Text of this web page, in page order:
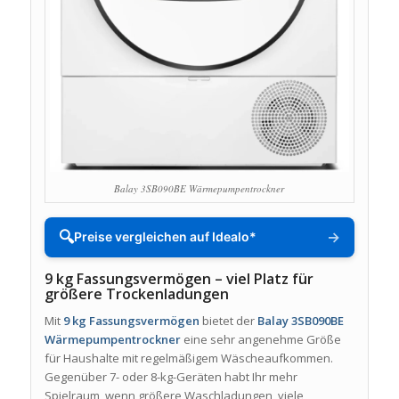
Balay 3SB090BE Wärmepumpentrockner
🔍Preise vergleichen auf Idealo* →
9 kg Fassungsvermögen – viel Platz für
größere Trockenladungen
Mit 9 kg Fassungsvermögen bietet der Balay 3SB090BE
Wärmepumpentrocknereine sehr angenehme Größe
für Haushalte mit regelmäßigem Wäscheaufkommen.
Gegenüber 7- oder 8-kg-Geräten habt Ihr mehr
Spielraum, wenn größere Waschladungen, viele